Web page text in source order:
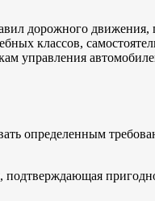
дорожного движения,
классов,
управления
определенным
подтверждающая